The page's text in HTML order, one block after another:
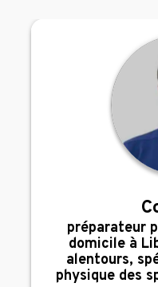
,
préparateur
domicile à
alentours,
physique des